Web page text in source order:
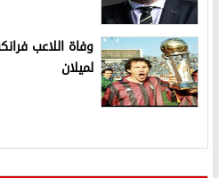
وفاة اللاعب
لميلان